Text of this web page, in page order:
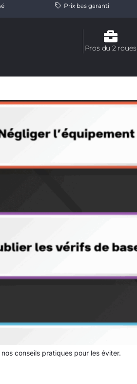
Prix bas garanti
Pros du 2 roues
conseils pratiques pour les éviter.